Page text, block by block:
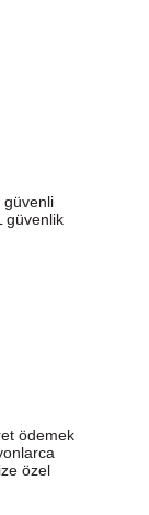
güvenli
güvenlik
ödemek
özel